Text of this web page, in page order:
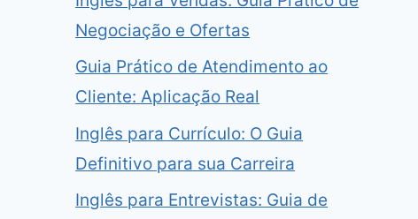
Negociação e Ofertas
Guia Prático de Atendimento ao
Cliente: Aplicação Real
Inglês para Currículo: O Guia
Definitivo para sua Carreira
Inglês para Entrevistas: Guia de